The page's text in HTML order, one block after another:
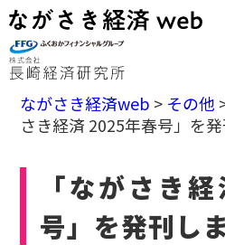
ながさき経済web > その他
さき経済 2025年春号」を発
「ながさき
号」を発刊し